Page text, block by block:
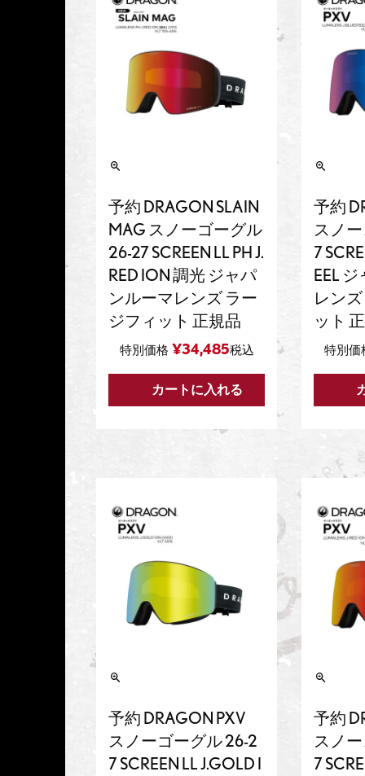
予約 DRAGON SLAIN
MAG スノーゴーグル
26-27 SCREEN LL PH J.
RED ION 調光 ジャパ
ンルーマレンズ ラー
ジフィット 正規品
特別価格 ¥34,485税込
カートに入れる
予約
スノ
7
EEL
レン
ット
特別価
予約 DRAGON PXV
スノーゴーグル 26-2
7 SCREEN LL J.GOLD I
予約
スノ
7